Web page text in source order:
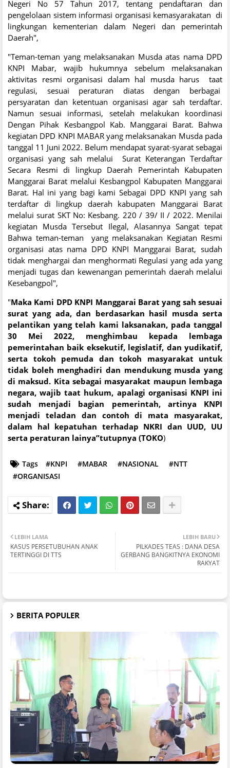
Negeri No 57 Tahun 2017, tentang pendaftaran dan
pengelolaan sistem informasi organisasi kemasyarakatan di
lingkungan kementerian dalam Negeri dan pemerintah
Daerah",
"Teman-teman yang melaksanakan Musda atas nama DPD
KNPI Mabar, wajib hukumnya sebelum melaksanakan
aktivitas resmi organisasi dalam hal musda harus taat
regulasi, sesuai peraturan diatas dengan berbagai
persyaratan dan ketentuan organisasi agar sah terdaftar.
Namun sesuai informasi, setelah melakukan koordinasi
Dengan Pihak Kesbangpol Kab. Manggarai Barat. Bahwa
kegiatan DPD KNPI MABAR yang melaksanakan Musda pada
tanggal 11 Juni 2022. Belum mendapat syarat-syarat sebagai
organisasi yang sah melalui Surat Keterangan Terdaftar
Secara Resmi di lingkup Daerah Pemerintah Kabupaten
Manggarai Barat melalui Kesbangpol Kabupaten Manggarai
Barat. Hal ini yang bagi kami Sebagai DPD KNPI yang sah
terdaftar di lingkup daerah kabupaten Manggarai Barat
melalui surat SKT No: Kesbang. 220 / 39/ II / 2022. Menilai
kegiatan Musda Tersebut Ilegal, Alasannya Sangat tepat
Bahwa teman-teman yang melaksanakan Kegiatan Resmi
organisasi atas nama DPD KNPI Manggarai Barat, sudah
tidak menghargai dan menghormati Regulasi yang ada yang
menjadi tugas dan kewenangan pemerintah daerah melalui
Kesebangpol",
"Maka Kami DPD KNPI Manggarai Barat yang sah sesuai
surat yang ada, dan berdasarkan hasil musda serta
pelantikan yang telah kami laksanakan, pada tanggal
30 Mei 2022, menghimbau kepada lembaga
pemerintahan baik eksekutif, legislatif, dan yudikatif,
serta tokoh pemuda dan tokoh masyarakat untuk
tidak boleh menghadiri dan mendukung musda yang
di maksud. Kita sebagai masyarakat maupun lembaga
negara, wajib taat hukum, apalagi organisasi KNPI ini
sudah menjadi bagian pemerintah, artinya KNPI
menjadi teladan dan contoh di mata masyarakat,
dalam hal kepatuhan terhadap NKRI dan UUD, UU
serta peraturan lainya”tutupnya (TOKO)
Tags #KNPI #MABAR #NASIONAL
#NTT
#ORGANISASI
LEBIH BARU
PILKADES TEAS : DANA DESA
GERBANG BANGKITNYA EKONOMI
RAKYAT
LEBIH LAMA
KASUS PERSETUBUHAN ANAK
TERTINGGI DI TTS
BERITA POPULER